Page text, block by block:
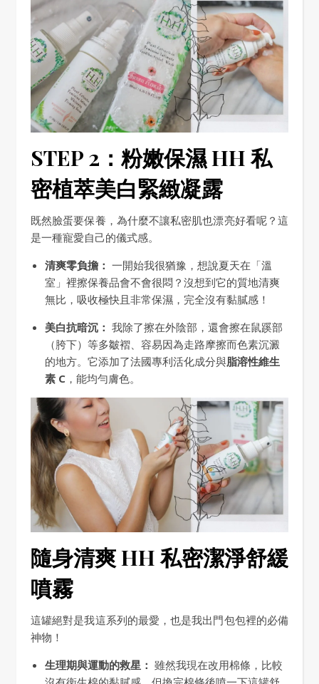
STEP 2：粉嫩保濕 HH 私
密植萃美白緊緻凝露
既然臉蛋要保養，為什麼不讓私密肌也漂亮好看呢？這
是一種寵愛自己的儀式感。
清爽零負擔： 一開始我很猶豫，想說夏天在「溫
室」裡擦保養品會不會很悶？沒想到它的質地清爽
無比，吸收極快且非常保濕，完全沒有黏膩感！
美白抗暗沉： 我除了擦在外陰部，還會擦在鼠蹊部
（胯下）等多皺褶、容易因為走路摩擦而色素沉澱
的地方。它添加了法國專利活化成分與脂溶性維生
素 C ，能均勻膚色。
隨身清爽 HH 私密潔淨舒緩
噴霧
這罐絕對是我這系列的最愛，也是我出門包包裡的必備
神物！
生理期與運動的救星： 雖然我現在改用棉條，比較